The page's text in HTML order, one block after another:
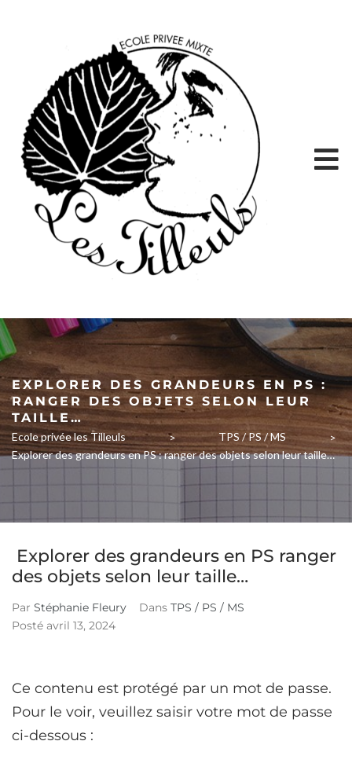
EXPLORER DES GRANDEURS EN PS :
RANGER DES OBJETS SELON LEUR
TAILLE…
Ecole privée les Tilleuls > TPS / PS / MS
>
Explorer des grandeurs en PS : ranger des objets selon leur taille…
Explorer des grandeurs en PS ranger
des objets selon leur taille…
Par Stéphanie Fleury Dans TPS / PS / MS
Posté avril 13, 2024
Ce contenu est protégé par un mot de passe.
Pour le voir, veuillez saisir votre mot de passe
ci-dessous :